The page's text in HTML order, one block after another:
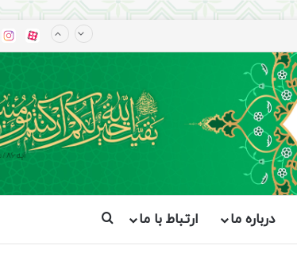
درباره ما ارتباط با ما جستجو برای